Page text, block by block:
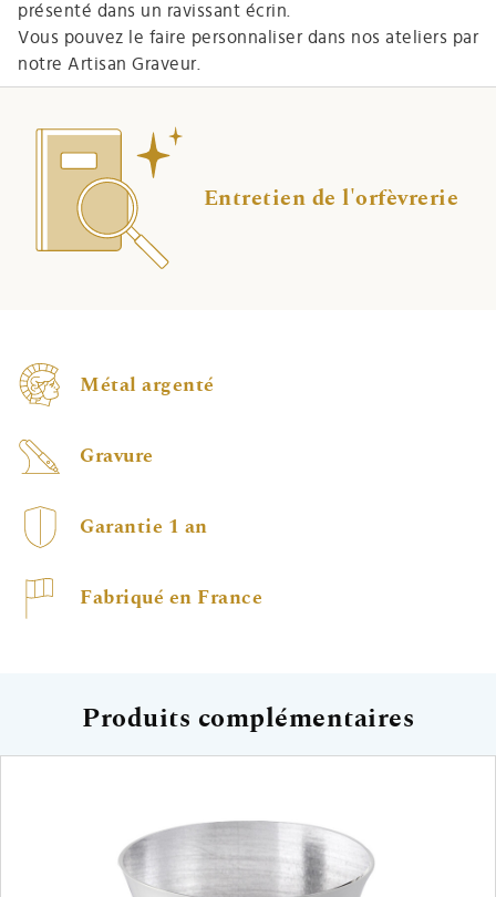
présenté dans un ravissant écrin.
Vous pouvez le faire personnaliser dans nos ateliers par
notre Artisan Graveur.
Entretien de l'orfèvrerie
Métal argenté
Gravure
Garantie 1 an
Fabriqué en France
Produits complémentaires